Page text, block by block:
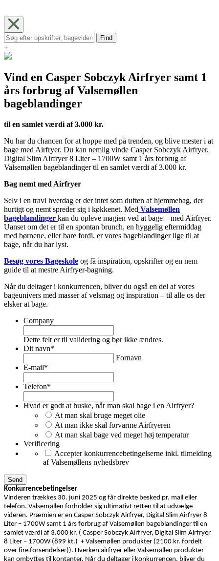
Find
+
Vind en Casper Sobczyk Airfryer samt 1
års forbrug af Valsemøllen
bageblandinger
til en samlet værdi af 3.000 kr.
Nu har du chancen for at hoppe med på trenden, og blive mester i at
bage med Airfryer. Du kan nemlig vinde Casper Sobczyk Airfryer,
Digital Slim Airfryer 8 Liter – 1700W samt 1 års forbrug af
Valsemøllen bageblandinger til en samlet værdi af 3.000 kr.
Bag nemt med Airfryer
Selv i en travl hverdag er der intet som duften af hjemmebag, der
hurtigt og nemt spreder sig i køkkenet. Med Valsemøllen
bageblandinger kan du opleve magien ved at bage – med Airfryer.
Uanset om det er til en spontan brunch, en hyggelig eftermiddag
med børnene, eller bare fordi, er vores bageblandinger lige til at
bage, når du har lyst.
Besøg vores Bageskole og få inspiration, opskrifter og en nem
guide til at mestre Airfryer-bagning.
Når du deltager i konkurrencen, bliver du også en del af vores
bageunivers med masser af velsmag og inspiration – til alle os der
elsker at bage.
Company
Dette felt er til validering og bør ikke ændres.
Dit navn*
Fornavn
E-mail*
Telefon*
Hvad er godt at huske, når man skal bage i en Airfryer?
At man skal bruge meget olie
At man ikke skal forvarme Airfryeren
At man skal bage ved meget høj temperatur
Verificering
Accepter konkurrencebetingelserne inkl. tilmelding
af Valsemøllens nyhedsbrev
Konkurrencebetingelser
Vinderen trækkes 30. juni 2025 og får direkte besked pr. mail eller
telefon. Valsemøllen forholder sig ultimativt retten til at udvælge
videren. Præmien er en Casper Sobczyk Airfryer, Digital Slim Airfryer 8
Liter – 1700W samt 1 års forbrug af Valsemøllen bageblandinger til en
samlet værdi af 3.000 kr. ( Casper Sobczyk Airfryer, Digital Slim Airfryer
8 Liter – 1700W (899 kt.) + Valsemøllen produkter (2100 kr. fordelt
over fire forsendelser)). Hverken airfryer eller Valsemøllen produkter
kan ombyttes til kontanter. Når du deltager i konkurrencen, bliver du